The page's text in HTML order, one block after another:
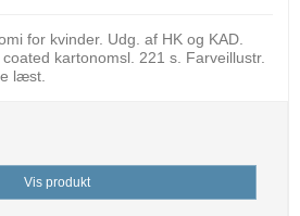
for kvinder. Udg. af HK og KAD.
kartonomsl. 221 s. Farveillustr.
læst.
Vis produkt